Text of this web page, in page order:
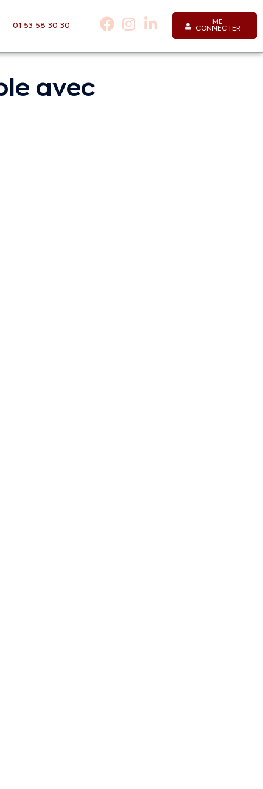
01 53 58 30 30
ME
CONNECTER
avec